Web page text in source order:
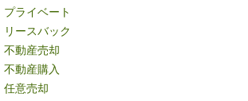
プライベート
リースバック
不動産売却
不動産購入
任意売却